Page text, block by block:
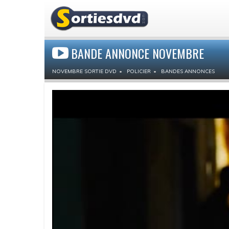
BANDE ANNONCE NOVEMBRE
NOVEMBRE SORTIE DVD POLICIER BANDES ANNONCES